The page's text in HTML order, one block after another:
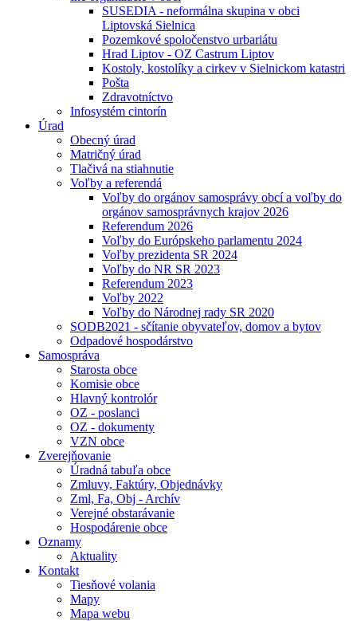
SUSEDIA - neformálna skupina v obci
Liptovská Sielnica
Pozemkové spoločenstvo urbariátu
Hrad Liptov - OZ Castrum Liptov
Kostoly, kostolíky a cirkev v Sielnickom katastri
Pošta
Zdravotníctvo
Infosystém cintorín
Úrad
Obecný úrad
Matričný úrad
Tlačivá na stiahnutie
Voľby a referendá
Voľby do orgánov samosprávy obcí a voľby do
orgánov samosprávnych krajov 2026
Referendum 2026
Voľby do Európskeho parlamentu 2024
Voľby prezidenta SR 2024
Voľby do NR SR 2023
Referendum 2023
Voľby 2022
Voľby do Národnej rady SR 2020
SODB2021 - sčítanie obyvateľov, domov a bytov
Odpadové hospodárstvo
Samospráva
Starosta obce
Komisie obce
Hlavný kontrolór
OZ - poslanci
OZ - dokumenty
VZN obce
Zverejňovanie
Úradná tabuľa obce
Zmluvy, Faktúry, Objednávky
Zml, Fa, Obj - Archív
Verejné obstarávanie
Hospodárenie obce
Oznamy
Aktuality
Kontakt
Tiesňové volania
Mapy
Mapa webu